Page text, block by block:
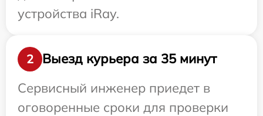
устройства iRay.
2
Выезд курьера за 35 минут
Сервисный инженер приедет в
оговоренные сроки для проверки